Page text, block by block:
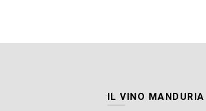
IL VINO MANDURIA